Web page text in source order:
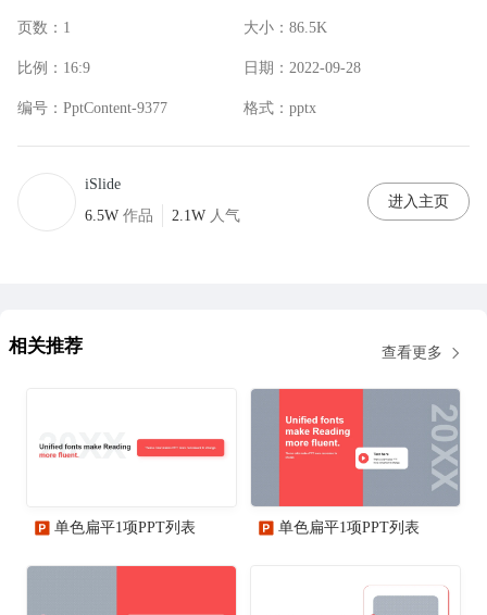
页数： 1 大小： 86.5K
比例： 16:9 日期： 2022-09-28
编号： PptContent-9377 格式： pptx
iSlide
6.5W 作品 2.1W 人气
进入主页
相关推荐 查看更多
单色扁平1项PPT列表 单色扁平1项PPT列表